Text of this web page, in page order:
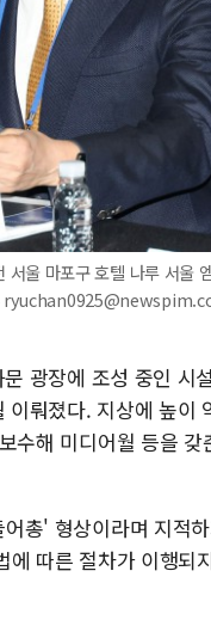
울 마포구 호텔 나루 서울
광장에 조성 중인 시
뤄졌다. 지상에 높이
수해 미디어월 등을
총' 형상이라며 지적
따른 절차가 이행되